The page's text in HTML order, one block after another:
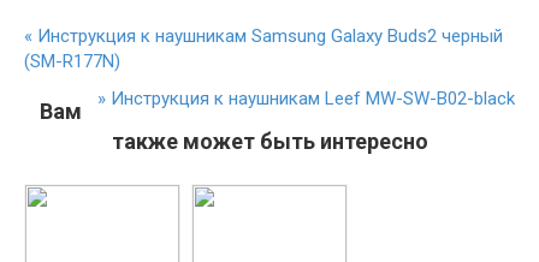
« Инструкция к наушникам Samsung Galaxy Buds2 черный
(SM-R177N)
» Инструкция к наушникам Leef MW-SW-B02-black
Вам
также может быть интересно